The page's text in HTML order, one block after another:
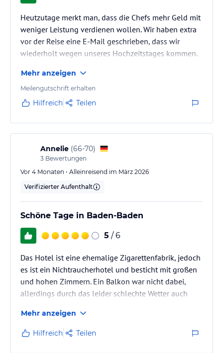
Heutzutage merkt man, dass die Chefs mehr Geld mit
weniger Leistung verdienen wollen. Wir haben extra
vor der Reise eine E-Mail geschrieben, dass wir
wiederholt wegen unseres Hochzeitstages kommen.
Tisch oder kleine Aufmerksamkeit.NICHTS!
Mehr anzeigen
Meilengutschrift erhalten
Hilfreich Teilen
Annelie (66-70)
3 Bewertungen
Vor 4 Monaten • Alleinreisend im März 2026
Verifizierter Aufenthalt
Schöne Tage in Baden-Baden
5 / 6
Das Hotel ist eine ehemalige Zigarettenfabrik, jedoch
es ist ein Nichtraucherhotel und besticht mit großen
und hohen Zimmern. Ein Balkon war nicht dabei,
allerdings durch das leider schlechte Wetter auch
Mehr anzeigen
Hilfreich Teilen